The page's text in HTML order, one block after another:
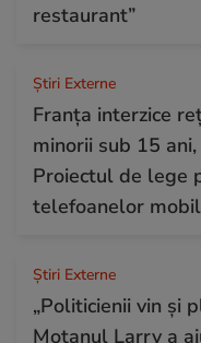
restaurant”
Știri Externe
Franța interzice
minorii sub 15
Proiectul de lege
telefoanelor
Știri Externe
„Politicienii vin și
Motanul Larry a